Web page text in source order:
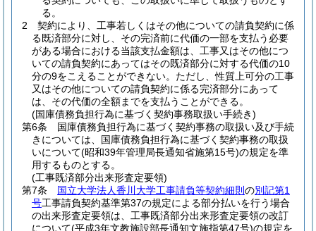
る。
2
契約により、工事若しくはその他についての請負契約に係
る既済部分に対し、その完済前に代価の一部を支払う必要
がある場合における当該支払金額は、工事又はその他につ
いての請負契約にあってはその既済部分に対する代価の10
分の9をこえることができない。 ただし、性質上可分の工事
又はその他についての請負契約に係る完済部分にあって
は、その代価の全額までを支払うことができる。
(国庫債務負担行為に基づく契約事務取扱い手続き)
第6条
国庫債務負担行為に基づく契約事務の取扱い及び手続
きについては、国庫債務負担行為に基づく契約事務の取扱
いについて(昭和39年管理局長通知省施第15号)の規定を準
用するものとする。
(工事既済部分出来形査定要領)
第7条
国立大学法人香川大学工事請負等契約細則 の別記第1
号工事請負契約基準第37の規定による部分払いを行う場合
の出来形査定要領は、工事既済部分出来形査定要領の改訂
について(平成3年文教施設部長通知文施指第47号)の規定を